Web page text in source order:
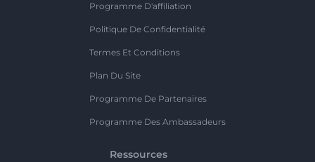
Programme D'affiliation
Politique De Confidentialité
Termes Et Conditions
Plan Du Site
Programme De Partenaires
Programme Des Ambassadeurs
Ressources